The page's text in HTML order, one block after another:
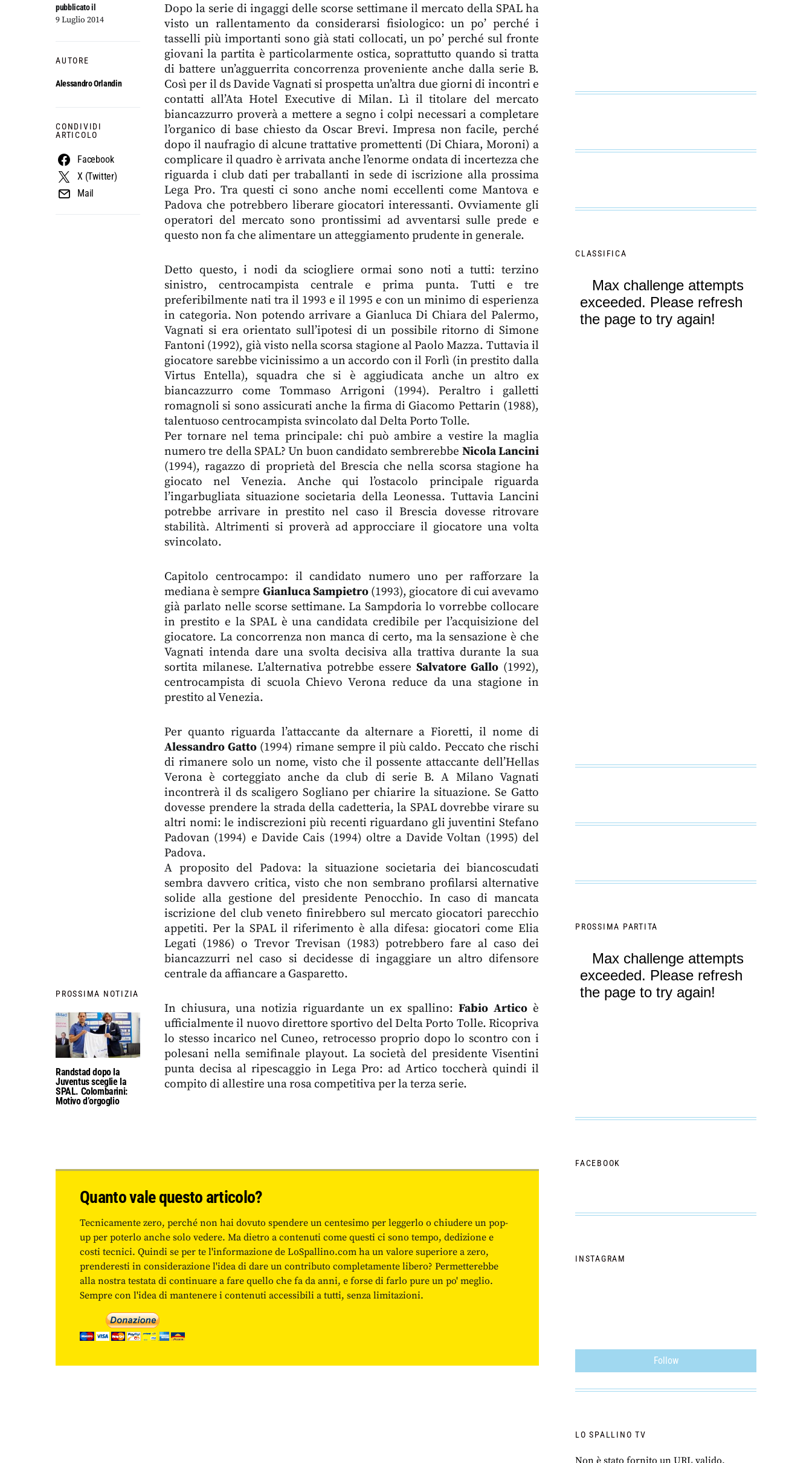
PROSSIMA NOTIZIA
Randstad dopo la
Juventus sceglie la
SPAL. Colombarini:
Motivo d’orgoglio
pubblicato il
9 Luglio 2014
AUTORE
Alessandro Orlandin
CONDIVIDI
ARTICOLO
Facebook
X (Twitter)
Mail
Dopo la serie di ingaggi delle scorse settimane il mercato della SPAL ha
visto un rallentamento da considerarsi fisiologico: un po’ perché i
tasselli più importanti sono già stati collocati, un po’ perché sul fronte
giovani la partita è particolarmente ostica, soprattutto quando si tratta
di battere un’agguerrita concorrenza proveniente anche dalla serie B.
Così per il ds Davide Vagnati si prospetta un’altra due giorni di incontri e
contatti all’Ata Hotel Executive di Milan. Lì il titolare del mercato
biancazzurro proverà a mettere a segno i colpi necessari a completare
l’organico di base chiesto da Oscar Brevi. Impresa non facile, perché
dopo il naufragio di alcune trattative promettenti (Di Chiara, Moroni) a
complicare il quadro è arrivata anche l’enorme ondata di incertezza che
riguarda i club dati per traballanti in sede di iscrizione alla prossima
Lega Pro. Tra questi ci sono anche nomi eccellenti come Mantova e
Padova che potrebbero liberare giocatori interessanti. Ovviamente gli
operatori del mercato sono prontissimi ad avventarsi sulle prede e
questo non fa che alimentare un atteggiamento prudente in generale.
Detto questo, i nodi da sciogliere ormai sono noti a tutti: terzino
sinistro, centrocampista centrale e prima punta. Tutti e tre
preferibilmente nati tra il 1993 e il 1995 e con un minimo di esperienza
in categoria. Non potendo arrivare a Gianluca Di Chiara del Palermo,
Vagnati si era orientato sull’ipotesi di un possibile ritorno di Simone
Fantoni (1992), già visto nella scorsa stagione al Paolo Mazza. Tuttavia il
giocatore sarebbe vicinissimo a un accordo con il Forlì (in prestito dalla
Virtus Entella), squadra che si è aggiudicata anche un altro ex
biancazzurro come Tommaso Arrigoni (1994). Peraltro i galletti
romagnoli si sono assicurati anche la firma di Giacomo Pettarin (1988),
talentuoso centrocampista svincolato dal Delta Porto Tolle.
Per tornare nel tema principale: chi può ambire a vestire la maglia
numero tre della SPAL? Un buon candidato sembrerebbe Nicola Lancini
(1994), ragazzo di proprietà del Brescia che nella scorsa stagione ha
giocato nel Venezia. Anche qui l’ostacolo principale riguarda
l’ingarbugliata situazione societaria della Leonessa. Tuttavia Lancini
potrebbe arrivare in prestito nel caso il Brescia dovesse ritrovare
stabilità. Altrimenti si proverà ad approcciare il giocatore una volta
svincolato.
Capitolo centrocampo: il candidato numero uno per rafforzare la
mediana è sempre Gianluca Sampietro(1993), giocatore di cui avevamo
già parlato nelle scorse settimane. La Sampdoria lo vorrebbe collocare
in prestito e la SPAL è una candidata credibile per l’acquisizione del
giocatore. La concorrenza non manca di certo, ma la sensazione è che
Vagnati intenda dare una svolta decisiva alla trattiva durante la sua
sortita milanese. L’alternativa potrebbe essere Salvatore Gallo (1992),
centrocampista di scuola Chievo Verona reduce da una stagione in
prestito al Venezia.
Per quanto riguarda l’attaccante da alternare a Fioretti, il nome di
Alessandro Gatto (1994) rimane sempre il più caldo. Peccato che rischi
di rimanere solo un nome, visto che il possente attaccante dell’Hellas
Verona è corteggiato anche da club di serie B. A Milano Vagnati
incontrerà il ds scaligero Sogliano per chiarire la situazione. Se Gatto
dovesse prendere la strada della cadetteria, la SPAL dovrebbe virare su
altri nomi: le indiscrezioni più recenti riguardano gli juventini Stefano
Padovan (1994) e Davide Cais (1994) oltre a Davide Voltan (1995) del
Padova.
A proposito del Padova: la situazione societaria dei biancoscudati
sembra davvero critica, visto che non sembrano profilarsi alternative
solide alla gestione del presidente Penocchio. In caso di mancata
iscrizione del club veneto finirebbero sul mercato giocatori parecchio
appetiti. Per la SPAL il riferimento è alla difesa: giocatori come Elia
Legati (1986) o Trevor Trevisan (1983) potrebbero fare al caso dei
biancazzurri nel caso si decidesse di ingaggiare un altro difensore
centrale da affiancare a Gasparetto.
In chiusura, una notizia riguardante un ex spallino: Fabio Articoè
ufficialmente il nuovo direttore sportivo del Delta Porto Tolle. Ricopriva
lo stesso incarico nel Cuneo, retrocesso proprio dopo lo scontro con i
polesani nella semifinale playout. La società del presidente Visentini
punta decisa al ripescaggio in Lega Pro: ad Artico toccherà quindi il
compito di allestire una rosa competitiva per la terza serie.
Quanto vale questo articolo?
Tecnicamente zero, perché non hai dovuto spendere un centesimo per leggerlo o chiudere un pop-
up per poterlo anche solo vedere. Ma dietro a contenuti come questi ci sono tempo, dedizione e
costi tecnici. Quindi se per te l'informazione de LoSpallino.com ha un valore superiore a zero,
prenderesti in considerazione l'idea di dare un contributo completamente libero? Permetterebbe
alla nostra testata di continuare a fare quello che fa da anni, e forse di farlo pure un po' meglio.
Sempre con l'idea di mantenere i contenuti accessibili a tutti, senza limitazioni.
CLASSIFICA
PROSSIMA PARTITA
FACEBOOK
INSTAGRAM
Follow
LO SPALLINO TV